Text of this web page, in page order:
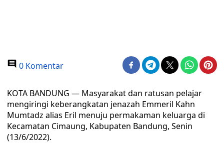
0 Komentar
KOTA BANDUNG — Masyarakat dan ratusan pelajar
mengiringi keberangkatan jenazah Emmeril Kahn
Mumtadz alias Eril menuju permakaman keluarga di
Kecamatan Cimaung, Kabupaten Bandung, Senin
(13/6/2022).